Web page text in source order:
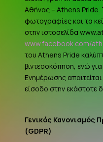
Αθήνας – Athens Pride.
φωτογραφίες και τα
στην ιστοσελίδα
www.facebook.com/
του Athens Pride
βιντεοσκόπηση, ενώ
Ενημέρωσης
είσοδο στην εκάστοτε
Γενικός Κανονισμός
(GDPR)